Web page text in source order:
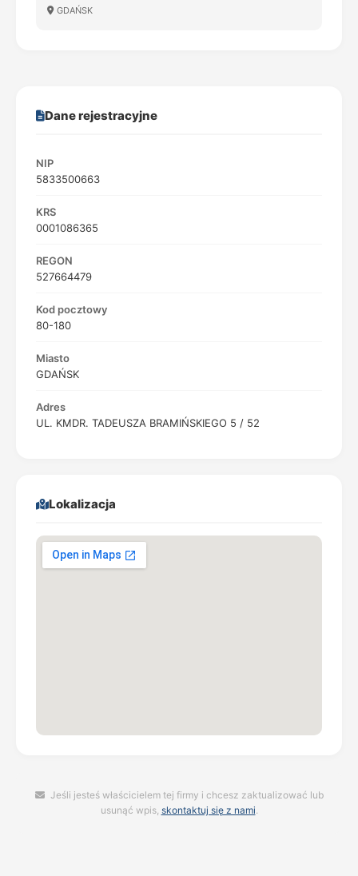
GDAŃSK
Dane rejestracyjne
NIP
5833500663
KRS
0001086365
REGON
527664479
Kod pocztowy
80-180
Miasto
GDAŃSK
Adres
UL. KMDR. TADEUSZA BRAMIŃSKIEGO 5 / 52
Lokalizacja
Jeśli jesteś właścicielem tej firmy i chcesz zaktualizować lub
usunąć wpis, skontaktuj się z nami.